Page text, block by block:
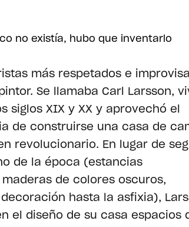
no existía, hubo que inventarlo
más respetados e
Se llamaba Carl Larsson,
siglos XIX y XX y aprovechó el
de construirse una casa de
revolucionario. En lugar de
de la época (estancias
de colores oscuros,
hasta la asfixia),
el diseño de su casa espacios